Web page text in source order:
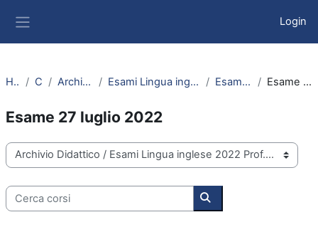
Login
Home Corsi Archivio Didattico Esami Lingua inglese 2022 Prof.ssa Aiello Esami luglio 2022 Esame 27 luglio 2022
Esame 27 luglio 2022
Categorie di corso
Cerca corsi
Cerca corsi